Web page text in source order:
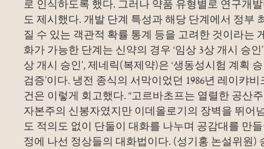
로 인식하도록 했다. 그러나 약품 유형별로 연구개
도 제시했다. 개발 단계 특성과 해당 단계에서 정부
질 수 있는 객관적 확률 통계 등을 고려한 것이라는
화가 가능한 단계는 신약의 경우 ‘임상 3상 개시 승인
상 개시 승인’, 제네릭(복제약)은 ‘생동성시험 계획
검증’이다. 냉전 종식의 서막이었던 1986년 레이캬
건은 이렇게 회고했다. “고르바초프는 열렬한 공산
자본주의 신봉자였지만 이데올로기의 장벽을 뛰어
도 적의도 없이 단둘이 대화를 나누며 공감대를 만
정에 나선 정상들의 대화법이다. (성기홍 논설위원)